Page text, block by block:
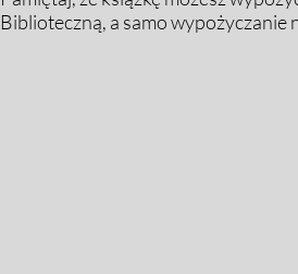
Biblioteczną, a samo wypożyczanie